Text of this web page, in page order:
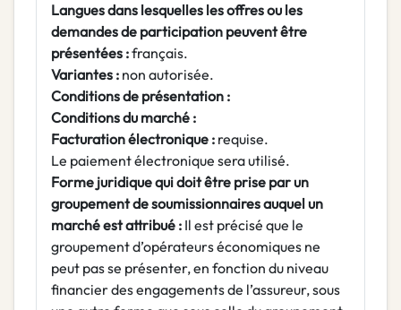
Langues dans lesquelles les offres ou les
demandes de participation peuvent être
présentées :français.
Variantes : non autorisée.
Conditions de présentation :
Conditions du marché :
Facturation électronique : requise.
Le paiement électronique sera utilisé.
Forme juridique qui doit être prise par un
groupement de soumissionnaires auquel un
marché est attribué : Il est précisé que le
groupement d’opérateurs économiques ne
peut pas se présenter, en fonction du niveau
financier des engagements de l’assureur, sous